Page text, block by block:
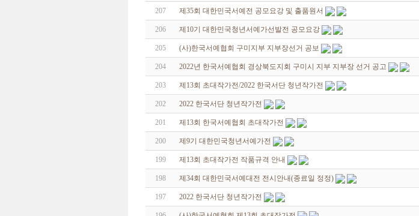
207 제35회 대한민국서예전 공모요강 및 출품원서
206 제10기 대한민국청년서예가선발전 공모요강
205 (사)한국서예협회 구미지부 지부장선거 공보
204 2022년 한국서예협회 경상북도지회 구미시 지부 지부장 선거 공고
203 제13회 초대작가전/2022 한국서단 청년작가전
202 2022 한국서단 청년작가전
201 제13회 한국서예협회 초대작가전
200 제9기 대한민국청년서예가전
199 제13회 초대작가전 작품규격 안내
198 제34회 대한민국서예대전 전시안내(종료일 정정)
197 2022 한국서단 청년작가전